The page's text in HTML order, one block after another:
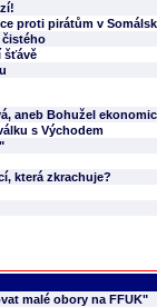
proti pirátům v
čistého
šťávě
aneb Bohužel
s Východem
která zkrachuje?
malé obory na FFUK"